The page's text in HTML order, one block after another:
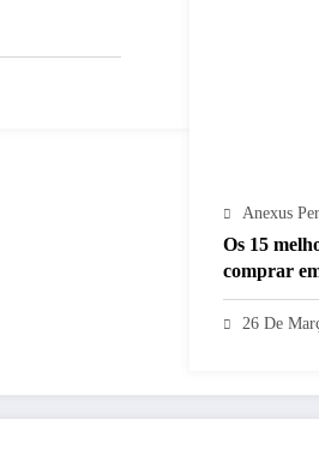
Anexus
Os 15
comprar
26 De